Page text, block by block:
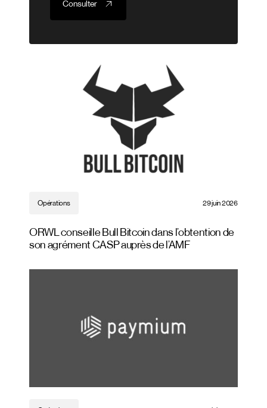
Consulter
Opérations 29 juin 2026
ORWL conseille Bull Bitcoin dans l’obtention de
son agrément CASP auprès de l’AMF